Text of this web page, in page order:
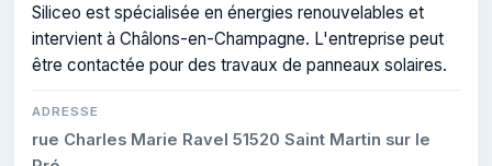
Siliceo est spécialisée en énergies renouvelables et
intervient à Châlons-en-Champagne. L'entreprise peut
être contactée pour des travaux de panneaux solaires.
ADRESSE
rue Charles Marie Ravel 51520 Saint Martin sur le